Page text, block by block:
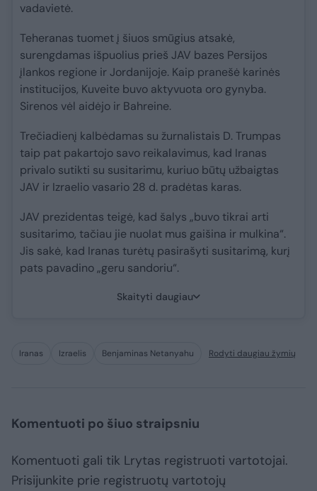
vadavietė.
Teheranas tuomet į šiuos smūgius atsakė,
surengdamas išpuolius prieš JAV bazes Persijos
įlankos regione ir Jordanijoje. Kaip pranešė karinės
institucijos, Kuveite buvo aktyvuota oro gynyba.
Sirenos vėl aidėjo ir Bahreine.
Trečiadienį kalbėdamas su žurnalistais D. Trumpas
taip pat pakartojo savo reikalavimus, kad Iranas
privalo sutikti su susitarimu, kuriuo būtų užbaigtas
JAV ir Izraelio vasario 28 d. pradėtas karas.
JAV prezidentas teigė, kad šalys „buvo tikrai arti
susitarimo, tačiau jie nuolat mus gaišina ir mulkina“.
Jis sakė, kad Iranas turėtų pasirašyti susitarimą, kurį
pats pavadino „geru sandoriu“.
Skaityti daugiau
Iranas Izraelis Benjaminas Netanyahu Rodyti daugiau žymių
Komentuoti po šiuo straipsniu
Komentuoti gali tik Lrytas registruoti vartotojai.
Prisijunkite prie registruotų vartotojų